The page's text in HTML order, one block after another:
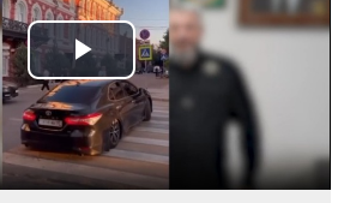
Play
Video